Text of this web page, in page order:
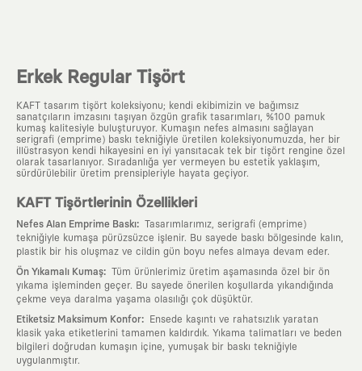
Erkek Regular Tişört
KAFT tasarım tişört koleksiyonu; kendi ekibimizin ve bağımsız
sanatçıların imzasını taşıyan özgün grafik tasarımları, %100 pamuk
kumaş kalitesiyle buluşturuyor. Kumaşın nefes almasını sağlayan
serigrafi (emprime) baskı tekniğiyle üretilen koleksiyonumuzda, her bir
illüstrasyon kendi hikayesini en iyi yansıtacak tek bir tişört rengine özel
olarak tasarlanıyor. Sıradanlığa yer vermeyen bu estetik yaklaşım,
sürdürülebilir üretim prensipleriyle hayata geçiyor.
KAFT Tişörtlerinin Özellikleri
Nefes Alan Emprime Baskı: Tasarımlarımız, serigrafi (emprime)
tekniğiyle kumaşa pürüzsüzce işlenir. Bu sayede baskı bölgesinde kalın,
plastik bir his oluşmaz ve cildin gün boyu nefes almaya devam eder.
Ön Yıkamalı Kumaş: Tüm ürünlerimiz üretim aşamasında özel bir ön
yıkama işleminden geçer. Bu sayede önerilen koşullarda yıkandığında
çekme veya daralma yaşama olasılığı çok düşüktür.
Etiketsiz Maksimum Konfor:
Ensede kaşıntı ve rahatsızlık yaratan
klasik yaka etiketlerini tamamen kaldırdık. Yıkama talimatları ve beden
bilgileri doğrudan kumaşın içine, yumuşak bir baskı tekniğiyle
uygulanmıştır.